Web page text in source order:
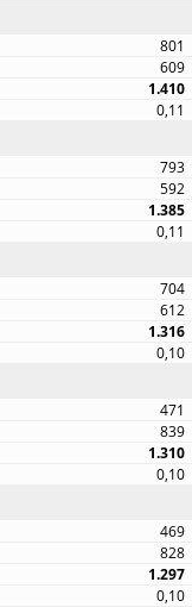
801
609
1.410
0,11
793
592
1.385
0,11
704
612
1.316
0,10
471
839
1.310
0,10
469
828
1.297
0,10